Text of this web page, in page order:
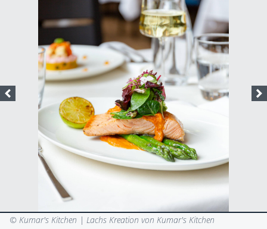
© Kumar's Kitchen | Lachs Kreation von Kumar's Kitchen